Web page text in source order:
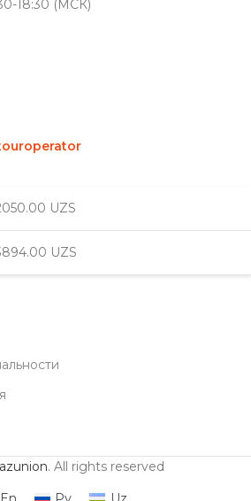
18:30 (МСК)
UZS
UZS
. All rights reserved